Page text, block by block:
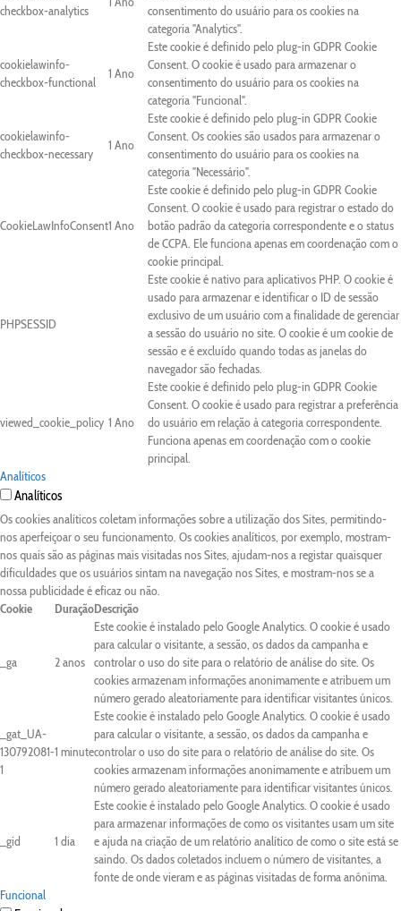
checkbox-analytics
consentimento do usuário para os cookies na
categoria "Analytics".
cookielawinfo-
checkbox-functional
1 Ano
Este cookie é definido pelo plug-in GDPR Cookie
Consent. O cookie é usado para armazenar o
consentimento do usuário para os cookies na
categoria "Funcional".
cookielawinfo-
checkbox-necessary
1 Ano
Este cookie é definido pelo plug-in GDPR Cookie
Consent. Os cookies são usados para armazenar o
consentimento do usuário para os cookies na
categoria "Necessário".
CookieLawInfoConsent1 Ano
Este cookie é definido pelo plug-in GDPR Cookie
Consent. O cookie é usado para registrar o estado do
botão padrão da categoria correspondente e o status
de CCPA. Ele funciona apenas em coordenação com o
cookie principal.
PHPSESSID
Este cookie é nativo para aplicativos PHP. O cookie é
usado para armazenar e identificar o ID de sessão
exclusivo de um usuário com a finalidade de gerenciar
a sessão do usuário no site. O cookie é um cookie de
sessão e é excluído quando todas as janelas do
navegador são fechadas.
viewed_cookie_policy 1 Ano
Este cookie é definido pelo plug-in GDPR Cookie
Consent. O cookie é usado para registrar a preferência
do usuário em relação à categoria correspondente.
Funciona apenas em coordenação com o cookie
principal.
Analíticos
Analíticos
Os cookies analíticos coletam informações sobre a utilização dos Sites, permitindo-
nos aperfeiçoar o seu funcionamento. Os cookies analíticos, por exemplo, mostram-
nos quais são as páginas mais visitadas nos Sites, ajudam-nos a registar quaisquer
dificuldades que os usuários sintam na navegação nos Sites, e mostram-nos se a
nossa publicidade é eficaz ou não.
Cookie
DuraçãoDescrição
_ga 2 anos
Este cookie é instalado pelo Google Analytics. O cookie é usado
para calcular o visitante, a sessão, os dados da campanha e
controlar o uso do site para o relatório de análise do site. Os
cookies armazenam informações anonimamente e atribuem um
número gerado aleatoriamente para identificar visitantes únicos.
_gat_UA-
130792081-
1
1 minute
Este cookie é instalado pelo Google Analytics. O cookie é usado
para calcular o visitante, a sessão, os dados da campanha e
controlar o uso do site para o relatório de análise do site. Os
cookies armazenam informações anonimamente e atribuem um
número gerado aleatoriamente para identificar visitantes únicos.
_gid 1 dia
Este cookie é instalado pelo Google Analytics. O cookie é usado
para armazenar informações de como os visitantes usam um site
e ajuda na criação de um relatório analítico de como o site está se
saindo. Os dados coletados incluem o número de visitantes, a
fonte de onde vieram e as páginas visitadas de forma anônima.
Funcional